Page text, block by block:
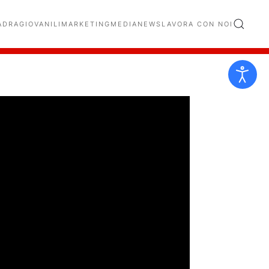
GIOVANILI MARKETING MEDIA NEWS LAVORA CON NOI